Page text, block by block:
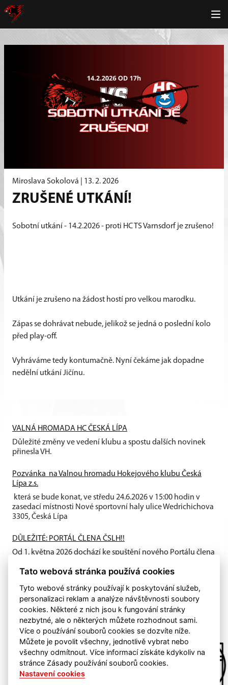
Miroslava Sokolová | 13. 2. 2026
ZRUŠENÉ UTKÁNÍ!
Sobotní utkání - 14.2.2026 - proti HC TS Varnsdorf je zrušeno!
Utkání je zrušeno na žádost hostí pro velkou marodku.
Zápas se dohrávat nebude, jelikož se jedná o poslední kolo
před play-off.
Vyhráváme tedy kontumačně. Nyní čekáme jak dopadne
nedělní utkání Jičínu.
VALNÁ HROMADA HC ČESKÁ LÍPA
Důležité změny ve vedení klubu a spostu dalších novinek
přinesla VH.
Pozvánka na Valnou hromadu Hokejového klubu Česká
Lípa z.s.
která se bude konat, ve středu 24.6.2026 v 15:00 hodin v
zasedací místnosti Nové sportovní haly ulice Wedrichichova
3305, Česká Lípa
DŮLEŽITÉ: PORTÁL ČLENA ČSLH!!
Od 1. května 2026 dochází ke spuštění nového Portálu člena
osob...
Tato webová stránka používá cookies
Tyto webové stránky používají k poskytování služeb,
personalizaci reklam a analýze návštěvnosti soubory
cookies. Některé z nich jsou k fungování stránky
nezbytné, ale o některých můžete rozhodnout sami.
Více o používání souborů cookies se dozvíte níže.
Můžete je povolit všechny, jednotlivě vybrat nebo
všechny odmítnout. Více informací získáte kdykoliv na
stránce Zásady používání souborů cookies.
Nastavení cookies